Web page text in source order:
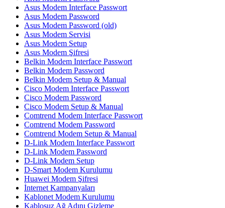
Asus Modem Interface Passwort
Asus Modem Password
Asus Modem Password (old)
Asus Modem Servisi
Asus Modem Setup
Asus Modem Şifresi
Belkin Modem Interface Passwort
Belkin Modem Password
Belkin Modem Setup & Manual
Cisco Modem Interface Passwort
Cisco Modem Password
Cisco Modem Setup & Manual
Comtrend Modem Interface Passwort
Comtrend Modem Password
Comtrend Modem Setup & Manual
D-Link Modem Interface Passwort
D-Link Modem Password
D-Link Modem Setup
D-Smart Modem Kurulumu
Huawei Modem Şifresi
İnternet Kampanyaları
Kablonet Modem Kurulumu
Kablosuz Ağ Adını Gizleme